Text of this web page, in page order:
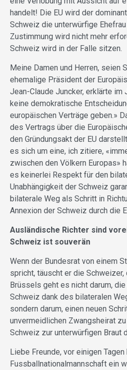
handelt! Die EU wird der
Schweiz die unterwürfige
Zustimmung wird nicht mehr
Schweiz wird in der Falle sitzen.
Meine Damen und Herren, seien
ehemalige Präsident der
Jean-Claude Juncker, erklärte im
keine demokratische
europäischen Verträge geben.»
des Vertrags über die
den Gründungsakt der EU
es sich um eine, ich zitiere,
zwischen den Völkern Europas»
es keinerlei Respekt für den
Unabhängigkeit der Schweiz
bilaterale Weg als Schritt in
Annexion der Schweiz durch die
Ausländische Richter sind
Schweiz ist souverän
Wenn der Bundesrat von einem
spricht, täuscht er die Schweizer,
Brüssels geht es nicht darum,
Schweiz dank des bilateralen
sondern darum, einen neuen
unvermeidlichen Zwangsheirat
Schweiz zur unterwürfigen Braut
Liebe Freunde, vor einigen
Fussballnationalmannschaft ein